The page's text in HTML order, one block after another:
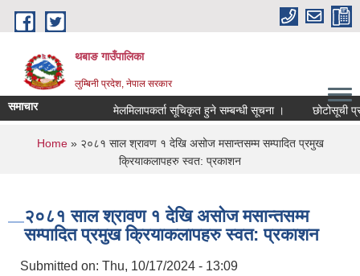
Skip to main content
थबाङ गाउँपालिका
लुम्बिनी प्रदेश, नेपाल सरकार
समाचार मेलमिलापकर्ता सूचिकृत हुने सम्बन्धी सूचना । छोटोसूची
You are here
Home» २०८१ साल श्रावण १ देखि असोज मसान्तसम्म सम्पादित प्रमुख
क्रियाकलापहरु स्वत: प्रकाशन
२०८१ साल श्रावण १ देखि असोज मसान्तसम्म
सम्पादित प्रमुख क्रियाकलापहरु स्वत: प्रकाशन
Submitted on: Thu, 10/17/2024 - 13:09